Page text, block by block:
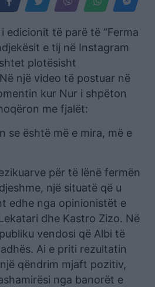
edicionit të parë të “Ferma
e tij në Instagram
plotësisht
një video të postuar në
kur Nur i shpëton
me fjalët:
se është më e mira, më e
për të lënë fermën
një situatë që u
edhe nga opinionistët e
dhe Kastro Zizo. Në
vendosi që Albi të
Ai e priti rezultatin
qëndrim mjaft pozitiv,
nga banorët e